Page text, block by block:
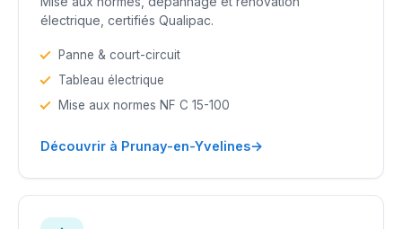
électrique, certifiés Qualipac.
Panne & court-circuit
Tableau électrique
Mise aux normes NF C 15-100
Découvrir à Prunay-en-Yvelines→